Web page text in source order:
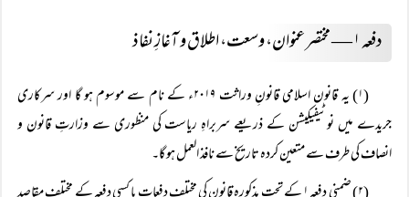
دفعہ ۱ — مختصر عنوان، وسعت، اطلاق و آغازِ نفاذ
(۱) یہ قانون اسلامی قانونِ وراثت ۲۰۱۹ء کے نام سے موسوم ہو گا اور سرکاری
جریدے میں نوٹیفیکیشن کے ذریعے سربراہِ ریاست کی منظوری سے وزارتِ قانون و
انصاف کی طرف سے متعین کردہ تاریخ سے نافذ العمل ہو گا۔